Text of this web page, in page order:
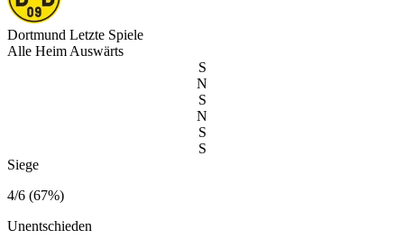
Dortmund Letzte Spiele
Alle Heim Auswärts
S
N
S
N
S
S
Siege
4/6 (67%)
Unentschieden